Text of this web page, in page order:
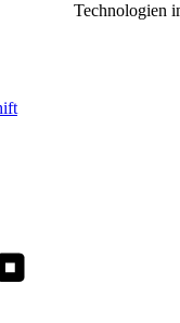
Technologien